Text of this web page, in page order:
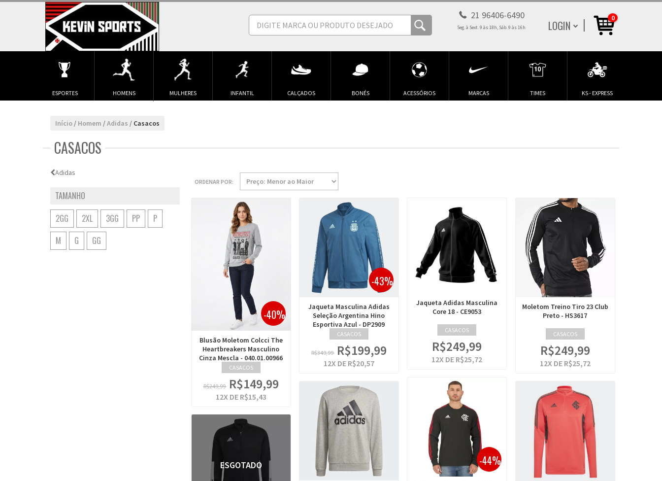
0
LOGIN
21 96406-6490
Seg. à Sext. 9 às 18h, Sáb. 9 às 16h
ESPORTES HOMENS MULHERES INFANTIL CALÇADOS BONÉS ACESSÓRIOS MARCAS TIMES KS - EXPRESS
Início / Homem /Adidas / Casacos
CASACOS
Adidas
TAMANHO
2GG
2XL 3GG PP
P
M
G GG
ORDENAR POR:
-40%
Blusão Moletom Colcci The
Heartbreakers Masculino
Cinza Mescla - 040.01.00966
CASACOS
R$249,99 R$149,99
12X DE R$15,43
-43%
Jaqueta Masculina Adidas
Seleção Argentina Hino
Esportiva Azul - DP2909
CASACOS
R$349,99 R$199,99
12X DE R$20,57
Jaqueta Adidas Masculina
Core 18 - CE9053
CASACOS
R$249,99
12X DE R$25,72
Moletom Treino Tiro 23 Club
Preto - HS3617
CASACOS
R$249,99
12X DE R$25,72
ESGOTADO -44%